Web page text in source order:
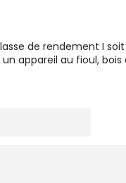
de rendement I
appareil au fioul,